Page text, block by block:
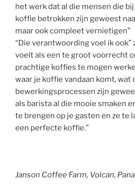
het werk dat al die mensen die
koffie betrokken zijn geweest
maar ook compleet vernietigen”
“Die verantwoording voel ik ook”
voelt als een te groot voorrecht
prachtige koffies te mogen
waar je koffie vandaan komt, wat
bewerkingsprocessen zijn
als barista al die mooie smaken
te brengen op je gasten en ze te
een perfecte koffie.”
Janson Coffee Farm, Volcan,